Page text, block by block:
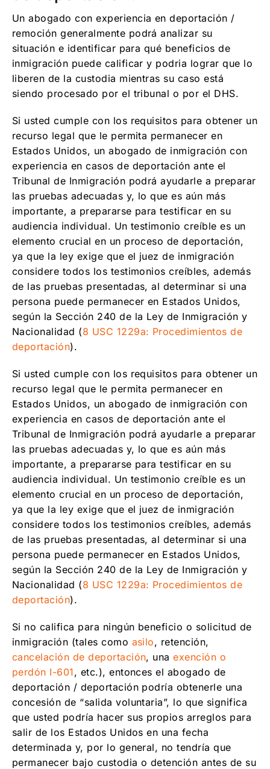
Un abogado con experiencia en deportación /
remoción generalmente podrá analizar su
situación e identificar para qué beneficios de
inmigración puede calificar y podria lograr que lo
liberen de la custodia mientras su caso está
siendo procesado por el tribunal o por el DHS.
Si usted cumple con los requisitos para obtener un
recurso legal que le permita permanecer en
Estados Unidos, un abogado de inmigración con
experiencia en casos de deportación ante el
Tribunal de Inmigración podrá ayudarle a preparar
las pruebas adecuadas y, lo que es aún más
importante, a prepararse para testificar en su
audiencia individual. Un testimonio creíble es un
elemento crucial en un proceso de deportación,
ya que la ley exige que el juez de inmigración
considere todos los testimonios creíbles, además
de las pruebas presentadas, al determinar si una
persona puede permanecer en Estados Unidos,
según la Sección 240 de la Ley de Inmigración y
Nacionalidad (8 USC 1229a: Procedimientos de
deportación).
Si usted cumple con los requisitos para obtener un
recurso legal que le permita permanecer en
Estados Unidos, un abogado de inmigración con
experiencia en casos de deportación ante el
Tribunal de Inmigración podrá ayudarle a preparar
las pruebas adecuadas y, lo que es aún más
importante, a prepararse para testificar en su
audiencia individual. Un testimonio creíble es un
elemento crucial en un proceso de deportación,
ya que la ley exige que el juez de inmigración
considere todos los testimonios creíbles, además
de las pruebas presentadas, al determinar si una
persona puede permanecer en Estados Unidos,
según la Sección 240 de la Ley de Inmigración y
Nacionalidad (8 USC 1229a: Procedimientos de
deportación).
Si no califica para ningún beneficio o solicitud de
inmigración (tales como asilo, retención,
cancelación de deportación, unaexención o
perdón I-601, etc.), entonces el abogado de
deportación / deportación podría obtenerle una
concesión de “salida voluntaria”, lo que significa
que usted podría hacer sus propios arreglos para
salir de los Estados Unidos en una fecha
determinada y, por lo general, no tendría que
permanecer bajo custodia o detención antes de su